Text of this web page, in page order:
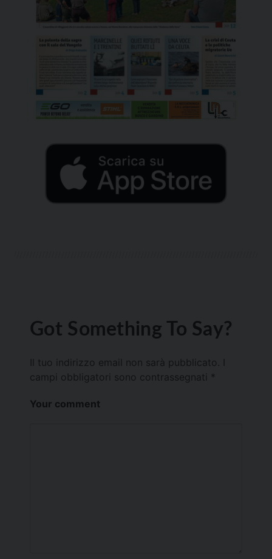
Got Something To Say?
Il tuo indirizzo email non sarà pubblicato.
campi obbligatori sono contrassegnati *
Your comment